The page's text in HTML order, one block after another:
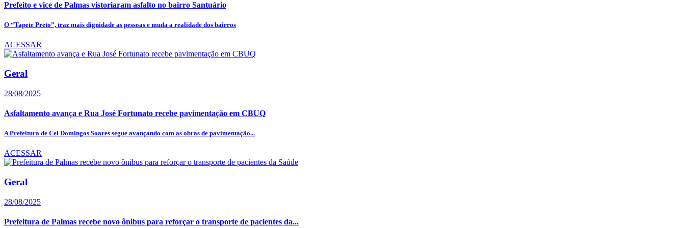
Prefeito e vice de Palmas vistoriaram asfalto no bairro Santuário
O “Tapete Preto”, traz mais dignidade as pessoas e muda a realidade dos bairros
ACESSAR
Geral
28/08/2025
Asfaltamento avança e Rua José Fortunato recebe pavimentação em CBUQ
A Prefeitura de Cel Domingos Soares segue avançando com as obras de pavimentação...
ACESSAR
Geral
28/08/2025
Prefeitura de Palmas recebe novo ônibus para reforçar o transporte de pacientes da...